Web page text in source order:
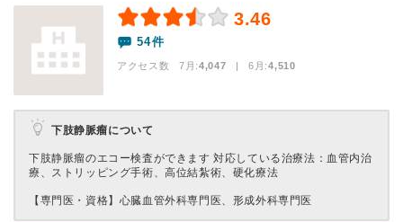
3.46
54件
アクセス数 7月:4,047 | 6月:4,510
下肢静脈瘤について
下肢静脈瘤のエコー検査ができます 対応している治療法：血管内治
療、ストリッピング手術、高位結紮術、硬化療法
【専門医・資格】 心臓血管外科専門医、形成外科専門医